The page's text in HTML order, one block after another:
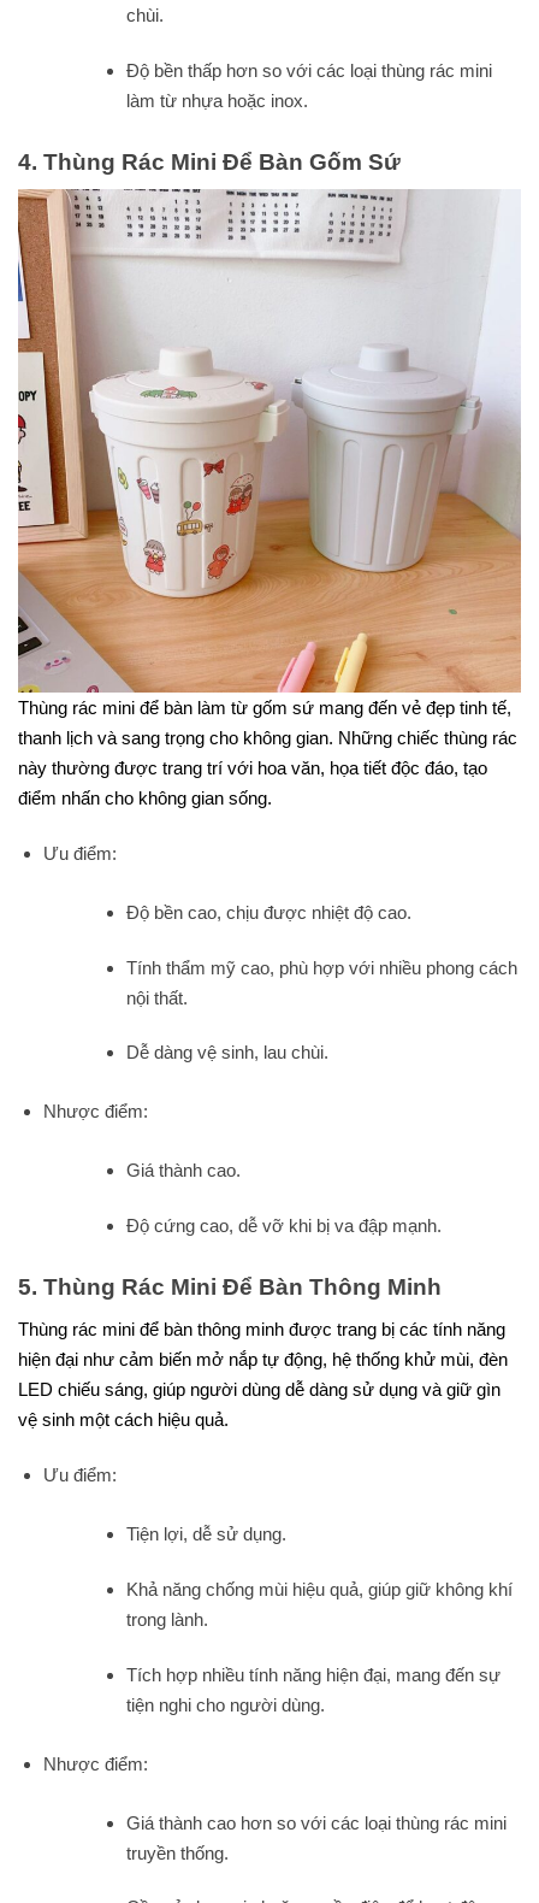
chùi.
Độ bền thấp hơn so với các loại thùng rác mini
làm từ nhựa hoặc inox.
4. Thùng Rác Mini Để Bàn Gốm Sứ
Thùng rác mini để bàn làm từ gốm sứ mang đến vẻ đẹp tinh tế,
thanh lịch và sang trọng cho không gian. Những chiếc thùng rác
này thường được trang trí với hoa văn, họa tiết độc đáo, tạo
điểm nhấn cho không gian sống.
Ưu điểm:
Độ bền cao, chịu được nhiệt độ cao.
Tính thẩm mỹ cao, phù hợp với nhiều phong cách
nội thất.
Dễ dàng vệ sinh, lau chùi.
Nhược điểm:
Giá thành cao.
Độ cứng cao, dễ vỡ khi bị va đập mạnh.
5. Thùng Rác Mini Để Bàn Thông Minh
Thùng rác mini để bàn thông minh được trang bị các tính năng
hiện đại như cảm biến mở nắp tự động, hệ thống khử mùi, đèn
LED chiếu sáng, giúp người dùng dễ dàng sử dụng và giữ gìn
vệ sinh một cách hiệu quả.
Ưu điểm:
Tiện lợi, dễ sử dụng.
Khả năng chống mùi hiệu quả, giúp giữ không khí
trong lành.
Tích hợp nhiều tính năng hiện đại, mang đến sự
tiện nghi cho người dùng.
Nhược điểm:
Giá thành cao hơn so với các loại thùng rác mini
truyền thống.